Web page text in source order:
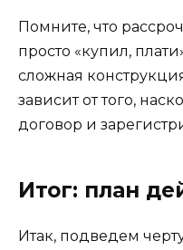
Помните, что
просто «купил,
сложная
зависит от того,
договор и
Итог: план
Итак, подведем